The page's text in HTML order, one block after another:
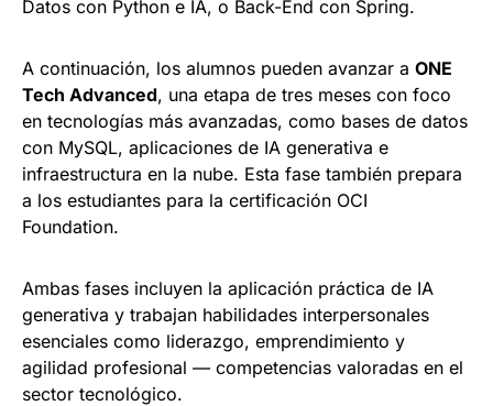
Datos con Python e IA, o Back-End con Spring.
A continuación, los alumnos pueden avanzar a ONE
Tech Advanced, una etapa de tres meses con foco
en tecnologías más avanzadas, como bases de datos
con MySQL, aplicaciones de IA generativa e
infraestructura en la nube. Esta fase también prepara
a los estudiantes para la certificación OCI
Foundation.
Ambas fases incluyen la aplicación práctica de IA
generativa y trabajan habilidades interpersonales
esenciales como liderazgo, emprendimiento y
agilidad profesional — competencias valoradas en el
sector tecnológico.